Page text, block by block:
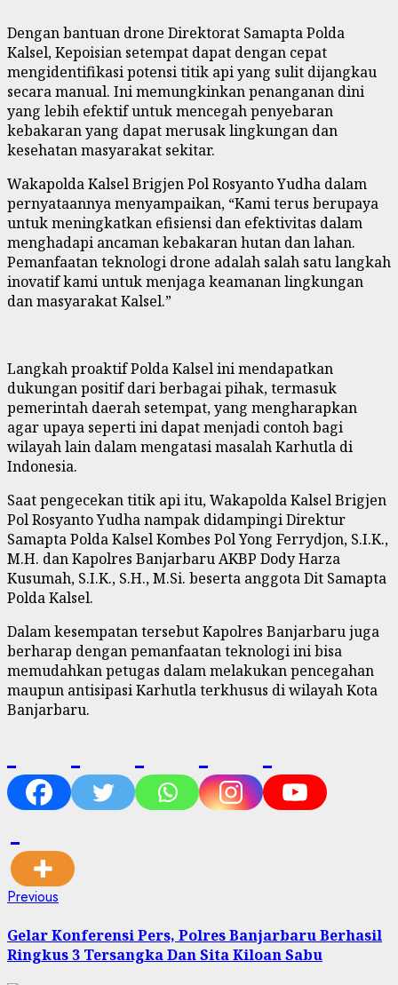
Dengan bantuan drone Direktorat Samapta Polda
Kalsel, Kepoisian setempat dapat dengan cepat
mengidentifikasi potensi titik api yang sulit dijangkau
secara manual. Ini memungkinkan penanganan dini
yang lebih efektif untuk mencegah penyebaran
kebakaran yang dapat merusak lingkungan dan
kesehatan masyarakat sekitar.
Wakapolda Kalsel Brigjen Pol Rosyanto Yudha dalam
pernyataannya menyampaikan, “Kami terus berupaya
untuk meningkatkan efisiensi dan efektivitas dalam
menghadapi ancaman kebakaran hutan dan lahan.
Pemanfaatan teknologi drone adalah salah satu langkah
inovatif kami untuk menjaga keamanan lingkungan
dan masyarakat Kalsel.”
Langkah proaktif Polda Kalsel ini mendapatkan
dukungan positif dari berbagai pihak, termasuk
pemerintah daerah setempat, yang mengharapkan
agar upaya seperti ini dapat menjadi contoh bagi
wilayah lain dalam mengatasi masalah Karhutla di
Indonesia.
Saat pengecekan titik api itu, Wakapolda Kalsel Brigjen
Pol Rosyanto Yudha nampak didampingi Direktur
Samapta Polda Kalsel Kombes Pol Yong Ferrydjon, S.I.K.,
M.H. dan Kapolres Banjarbaru AKBP Dody Harza
Kusumah, S.I.K., S.H., M.Si. beserta anggota Dit Samapta
Polda Kalsel.
Dalam kesempatan tersebut Kapolres Banjarbaru juga
berharap dengan pemanfaatan teknologi ini bisa
memudahkan petugas dalam melakukan pencegahan
maupun antisipasi Karhutla terkhusus di wilayah Kota
Banjarbaru.
Previous
Gelar Konferensi Pers, Polres Banjarbaru Berhasil
Ringkus 3 Tersangka Dan Sita Kiloan Sabu